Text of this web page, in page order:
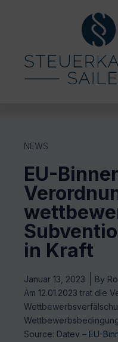
NEWS
EU-
in Kraft
Januar 13, 2023 By
Am 12.01.2023 trat die
Source: Datev – EU-